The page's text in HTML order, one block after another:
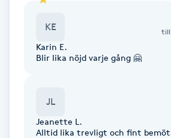
Gelenaglar
Gellack med förstärkning
KE till
Karin E.
Blir lika nöjd varje gång 🤗
JL
Jeanette L.
Alltid lika trevligt och fint